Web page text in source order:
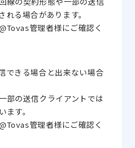
る場合があります。
管理者様にご確認く
できる場合と出来ない場合
部の送信クライアントでは
す。
管理者様にご確認く